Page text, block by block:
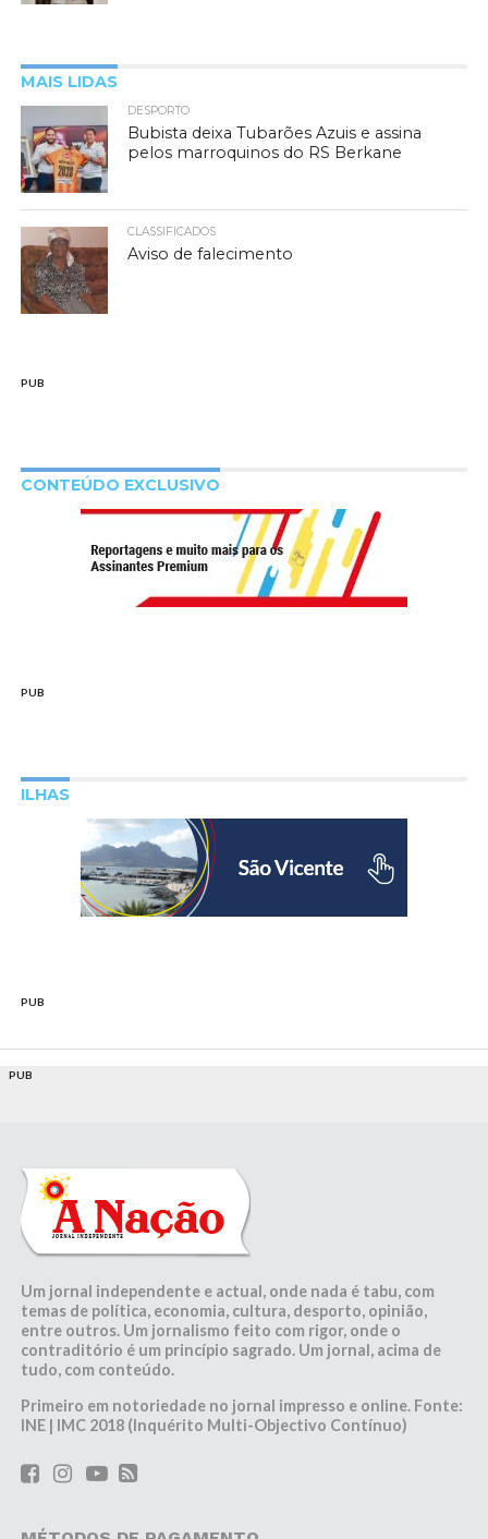
MAIS LIDAS
DESPORTO
Bubista deixa Tubarões Azuis e assina
pelos marroquinos do RS Berkane
CLASSIFICADOS
Aviso de falecimento
PUB
CONTEÚDO EXCLUSIVO
PUB
ILHAS
PUB
PUB
Um jornal independente e actual, onde nada é tabu, com
temas de política, economia, cultura, desporto, opinião,
entre outros. Um jornalismo feito com rigor, onde o
contraditório é um princípio sagrado. Um jornal, acima de
tudo, com conteúdo.
Primeiro em notoriedade no jornal impresso e online. Fonte:
INE | IMC 2018 (Inquérito Multi-Objectivo Contínuo)